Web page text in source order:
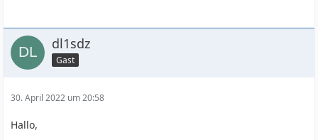
dl1sdz
Gast
30. April 2022 um 20:58
Hallo,